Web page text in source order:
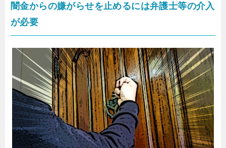
闇金からの嫌がらせを止めるには弁護士等の介入
が必要